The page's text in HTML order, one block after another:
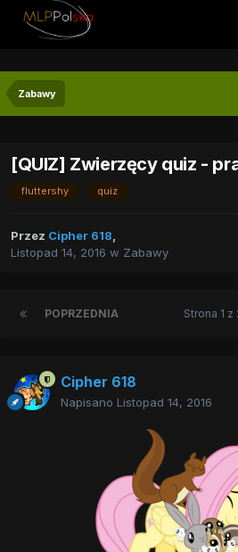
Zabawy
[QUIZ] Zwierzęcy quiz -
fluttershy quiz
Przez Cipher 618,
Listopad 14, 2016 w Zabawy
POPRZEDNIA Strona 1 z
Cipher 618
Napisano Listopad 14, 2016